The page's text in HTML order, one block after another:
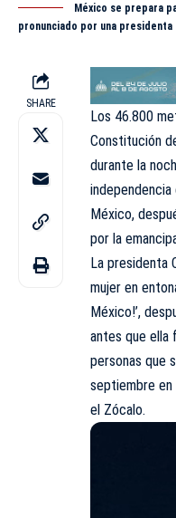
México se prepara
pronunciado por una presidenta
SHARE
Los 46.800
Constitución
durante la
México,
por la
La presidenta
mujer en
México!’,
antes que ella
personas que
septiembre en
el Zócalo.